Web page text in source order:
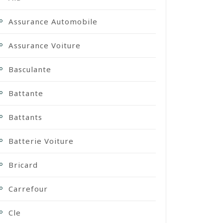
Assurance Automobile
Assurance Voiture
Basculante
Battante
Battants
Batterie Voiture
Bricard
Carrefour
Cle